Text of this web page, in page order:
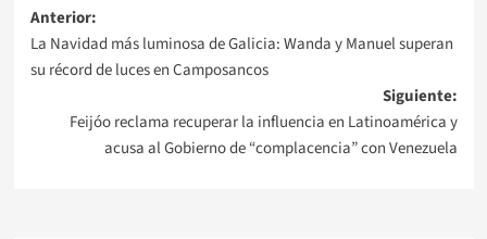
Navegación
de
entradas
Anterior:
La Navidad más luminosa de Galicia: Wanda y Manuel superan
su récord de luces en Camposancos
Siguiente:
Feijóo reclama recuperar la influencia en Latinoamérica y
acusa al Gobierno de “complacencia” con Venezuela